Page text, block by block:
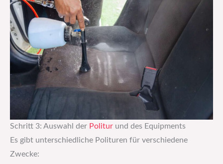
Schritt 3: Auswahl der Politur und des Equipments
Es gibt unterschiedliche Polituren für verschiedene
Zwecke: